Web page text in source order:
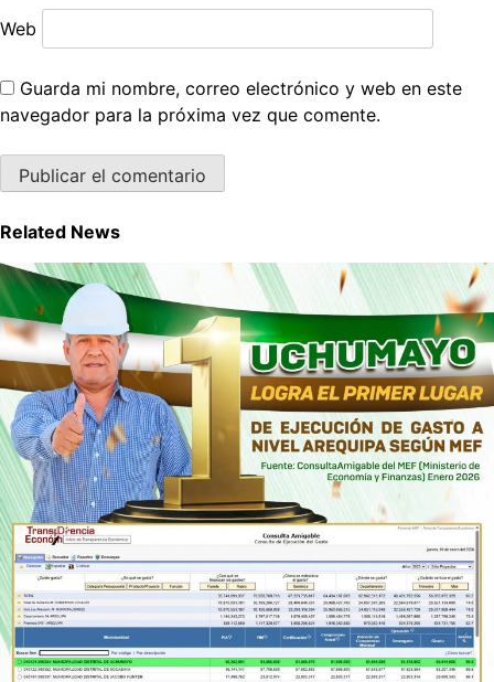
Web
Guarda mi nombre, correo electrónico y web en este
navegador para la próxima vez que comente.
Related News